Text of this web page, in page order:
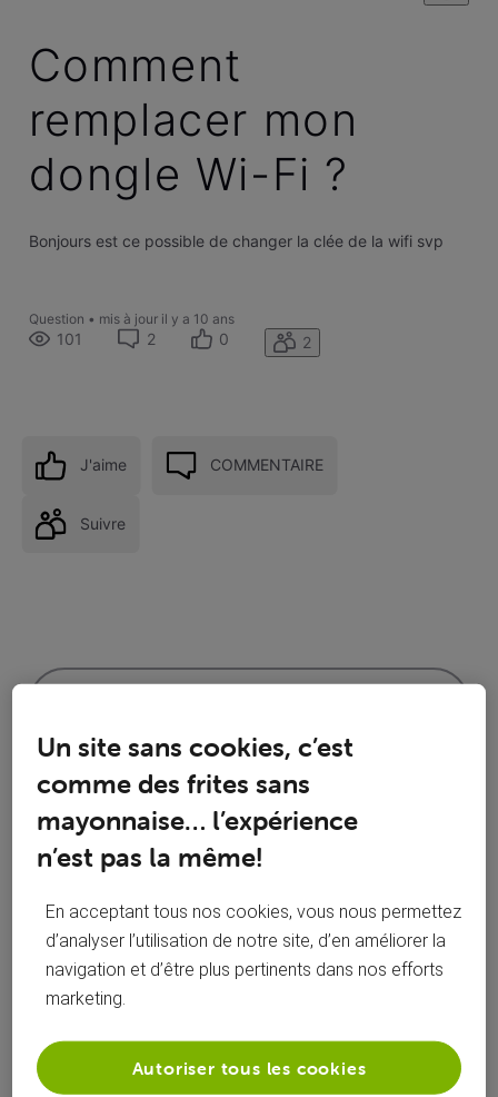
Comment
remplacer mon
dongle Wi-Fi ?
Bonjours est ce possible de changer la clée de la wifi svp
Question • mis à jour il y a 10 ans
101 2 0 2
J'aime COMMENTAIRE
Suivre
Oldest First
Un site sans cookies, c’est
comme des frites sans
mayonnaise… l’expérience
n’est pas la même!
En acceptant tous nos cookies, vous nous permettez
d’analyser l’utilisation de notre site, d’en améliorer la
navigation et d’être plus pertinents dans nos efforts
marketing.
Autoriser tous les cookies